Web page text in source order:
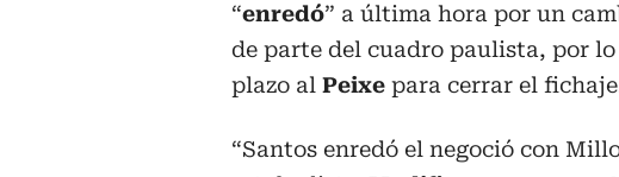
“enredó” a última hora por un
de parte del cuadro paulista, por
plazo al Peixe para cerrar el
“Santos enredó el negoció con